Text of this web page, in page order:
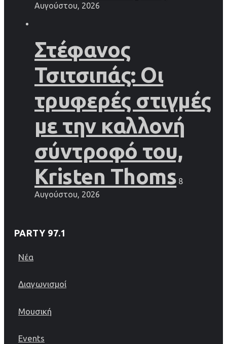
Αυγούστου, 2026
Στέφανος
Τσιτσιπάς: Οι
τρυφερές στιγμές
με την καλλονή
σύντροφό του,
Kristen Thoms 8
Αυγούστου, 2026
PARTY 97.1
Νέα
Διαγωνισμοί
Μουσική
Events